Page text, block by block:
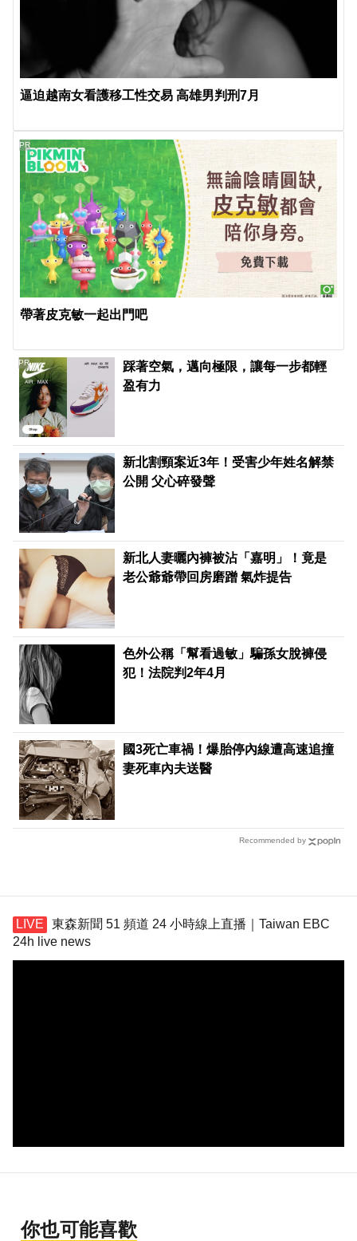
逼迫越南女看護移工性交易 高雄男判刑7月
帶著皮克敏一起出門吧
PR
踩著空氣，邁向極限，讓每一步都輕
盈有力
PR
新北割頸案近3年！受害少年姓名解禁
公開 父心碎發聲
新北人妻曬內褲被沾「嘉明」！竟是
老公爺爺帶回房磨蹭 氣炸提告
色外公稱「幫看過敏」騙孫女脫褲侵
犯！法院判2年4月
國3死亡車禍！爆胎停內線遭高速追撞
妻死車內夫送醫
Recommended by
東森新聞 51 頻道 24 小時線上直播｜Taiwan EBC
24h live news
你也可能喜歡